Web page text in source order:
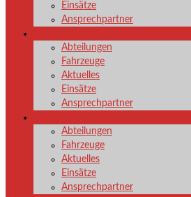
Einsätze
Ansprechpartner
Abteilungen
Fahrzeuge
Aktuelles
Einsätze
Ansprechpartner
Abteilungen
Fahrzeuge
Aktuelles
Einsätze
Ansprechpartner